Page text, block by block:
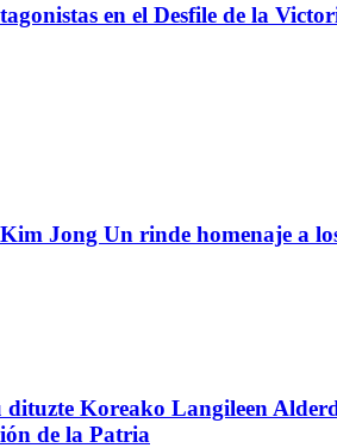
en el Desfile de la
Jong Un rinde homenaje a
Koreako Langileen
de la Patria